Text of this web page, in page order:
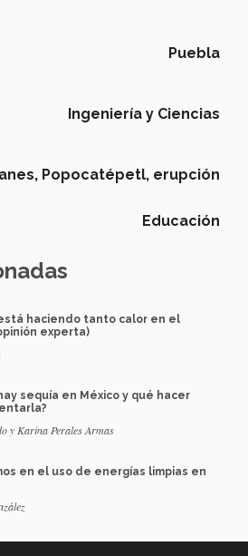
Puebla
Ingeniería y Ciencias
Popocatépetl, erupción
Educación
haciendo tanto calor en el
experta)
sequía en México y qué hacer
y Karina Perales Armas
en el uso de energías limpias en